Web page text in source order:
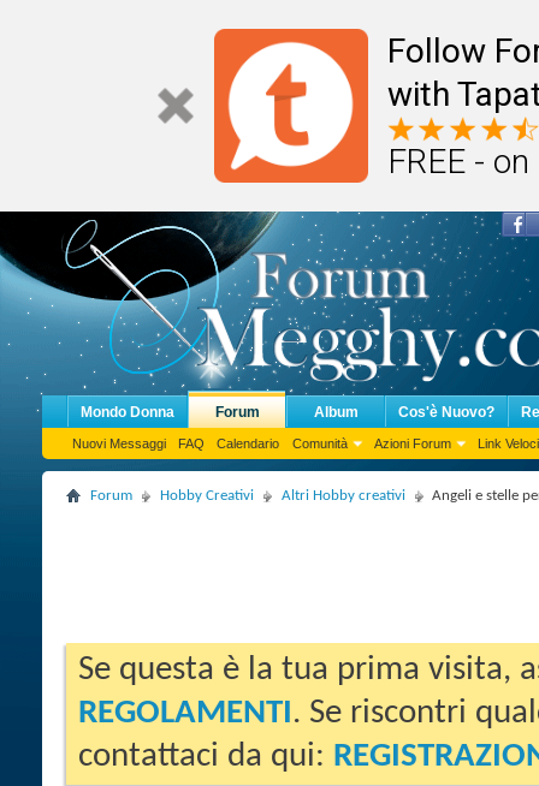
Follow
with
FREE -
Mondo Donna Forum
Nuovi Messaggi FAQ Calendario Comunità Azioni Forum Link Veloci
Album Cos'è Nuovo?
Forum Hobby Creativi Altri Hobby creativi Angeli e stelle
Se questa è la tua prima visita,
REGOLAMENTI. Se riscontri
contattaci da qui: